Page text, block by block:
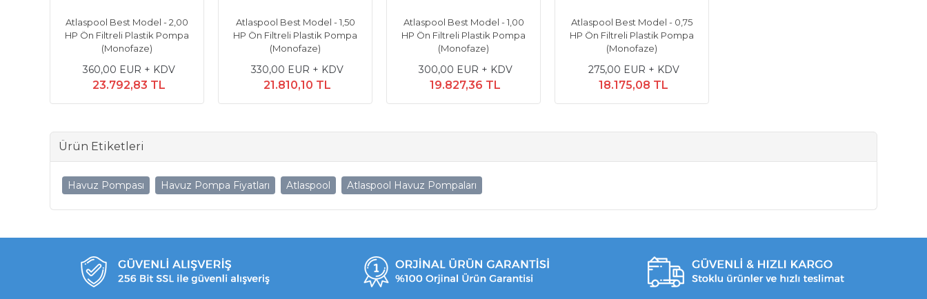
Atlaspool Best Model - 2,00
HP Ön Filtreli Plastik Pompa
(Monofaze)
360,00 EUR + KDV
23.792,83 TL
Atlaspool Best Model - 1,50
HP Ön Filtreli Plastik Pompa
(Monofaze)
330,00 EUR + KDV
21.810,10 TL
Atlaspool Best Model - 1,00
HP Ön Filtreli Plastik Pompa
(Monofaze)
300,00 EUR + KDV
19.827,36 TL
Atlaspool Best Model - 0,75
HP Ön Filtreli Plastik Pompa
(Monofaze)
275,00 EUR + KDV
18.175,08 TL
Ürün Etiketleri
Havuz Pompası Havuz Pompa Fiyatları Atlaspool Atlaspool Havuz Pompaları